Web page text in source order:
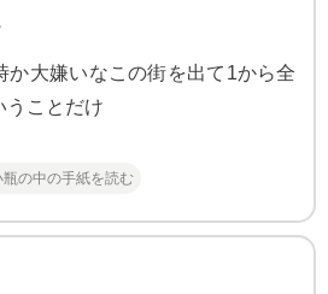
か大嫌いなこの街を出て1から全
うことだけ
瓶の中の手紙を読む